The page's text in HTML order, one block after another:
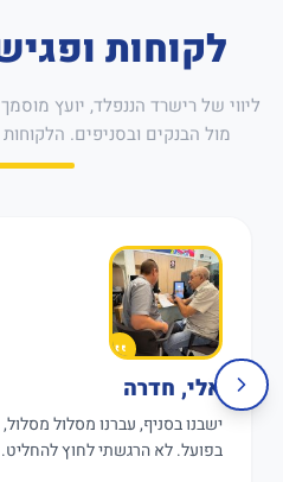
לקוחות
ליווי של רישרד הננפלד, יועץ
מול הבנקים ובסניפים.
אלי, חדרה
ישבנו בסניף, עברנו מסלול
בפועל. לא הרגשתי לחוץ להחליט.